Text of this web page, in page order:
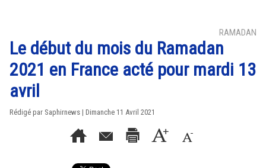
RAMADAN
Le début du mois du Ramadan
2021 en France acté pour mardi 13
avril
Rédigé par Saphirnews | Dimanche 11 Avril 2021